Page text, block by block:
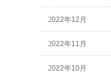
2022年12月
2022年11月
2022年10月